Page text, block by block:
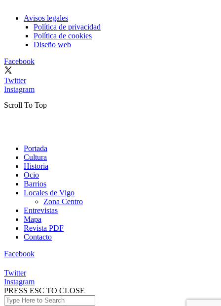
Avisos legales
Política de privacidad
Política de cookies
Diseño web
Facebook
Twitter
Instagram
Scroll To Top
Portada
Cultura
Historia
Ocio
Barrios
Locales de Vigo
Zona Centro
Entrevistas
Mapa
Revista PDF
Contacto
Facebook
Twitter
Instagram
PRESS ESC TO CLOSE